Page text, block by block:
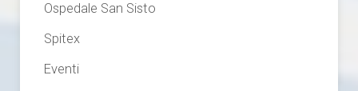
Ospedale San Sisto
Spitex
Eventi